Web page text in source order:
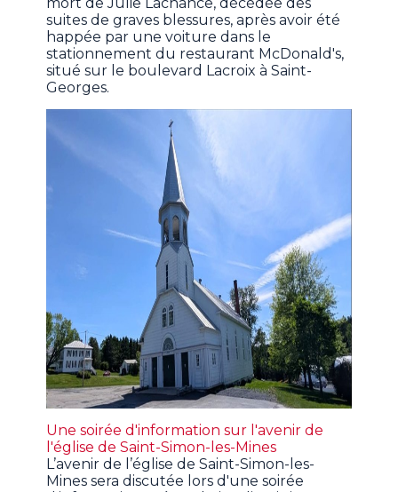
suites de graves blessures, après avoir été
happée par une voiture dans le
stationnement du restaurant McDonald's,
situé sur le boulevard Lacroix à Saint-
Georges.
Une soirée d'information sur l'avenir de
l'église de Saint-Simon-les-Mines
L’avenir de l’église de Saint-Simon-les-
Mines sera discutée lors d'une soirée